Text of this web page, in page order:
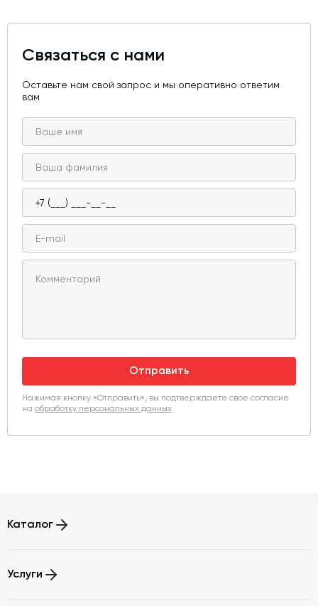
Связаться с нами
Оставьте нам свой запрос и мы оперативно ответим
вам
Отправить
Нажимая кнопку «Отправить», вы подтверждаете свое согласие
на обработку персональных данных
Каталог
Бетоносмесители
Услуги